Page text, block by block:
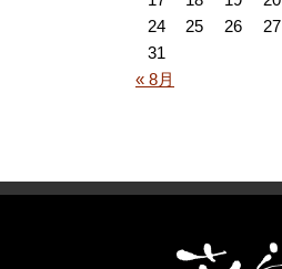
24
25 26 27
31
« 8月